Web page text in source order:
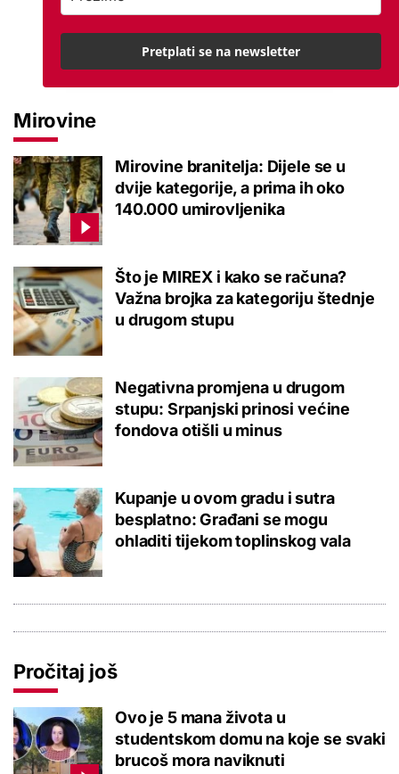
Mirovine
Mirovine branitelja: Dijele se u
dvije kategorije, a prima ih oko
140.000 umirovljenika
Što je MIREX i kako se računa?
Važna brojka za kategoriju štednje
u drugom stupu
Negativna promjena u drugom
stupu: Srpanjski prinosi većine
fondova otišli u minus
Kupanje u ovom gradu i sutra
besplatno: Građani se mogu
ohladiti tijekom toplinskog vala
Pročitaj još
Ovo je 5 mana života u
studentskom domu na koje se svaki
brucoš mora naviknuti
Pretplati se na newsletter